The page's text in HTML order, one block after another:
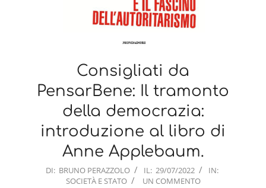
Consigliati da
PensarBene: Il tramonto
della democrazia:
introduzione al libro di
Anne Applebaum.
2022-
DI: BRUNO PERAZZOLO IL: 29/07/2022
IN:
SOCIETÀ E STATO
UN COMMENTO